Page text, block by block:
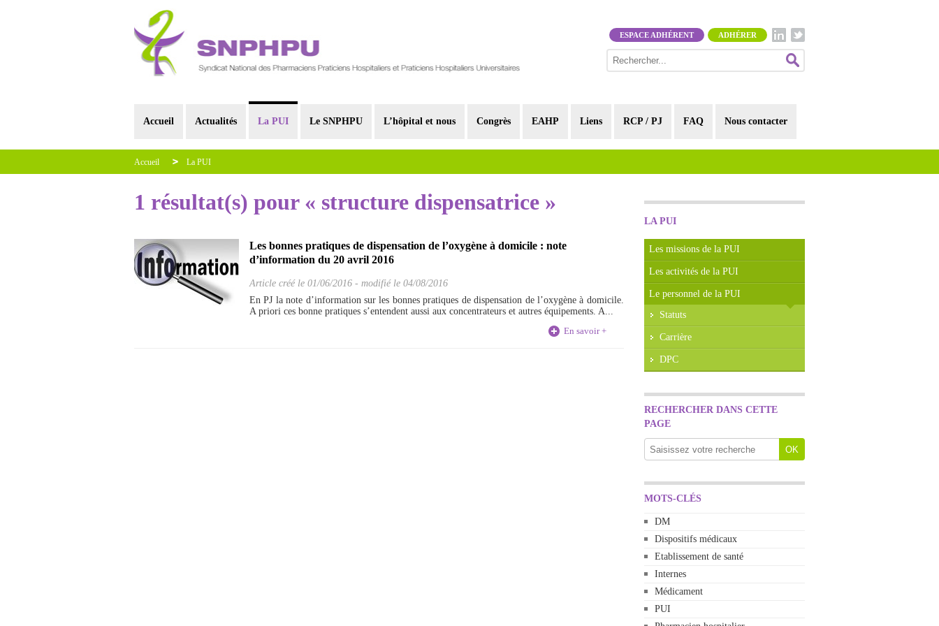
ADHÉRER
ESPACE ADHÉRENT
Accueil Actualités La PUI Le SNPHPU L’hôpital et nous Congrès EAHP Liens RCP / PJ FAQ Nous contacter
Accueil La PUI
LA PUI
Les missions de la PUI
Les activités de la PUI
Le personnel de la PUI
Statuts
Carrière
DPC
RECHERCHER DANS CETTE
PAGE
MOTS-CLÉS
DM
Dispositifs médicaux
Etablissement de santé
Internes
Médicament
PUI
1 résultat(s) pour « structure dispensatrice »
Les bonnes pratiques de dispensation de l’oxygène à domicile : note
d’information du 20 avril 2016
Article créé le 01/06/2016 - modifié le 04/08/2016
En PJ la note d’information sur les bonnes pratiques de dispensation de l’oxygène à domicile.
A priori ces bonne pratiques s’entendent aussi aux concentrateurs et autres équipements. A...
En savoir +